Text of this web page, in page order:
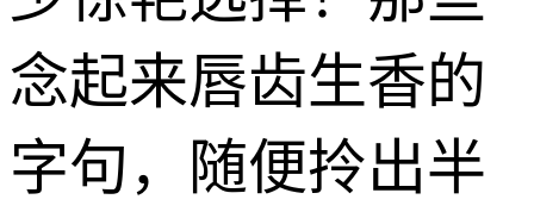
念起来唇齿生香的
字句，随便拎出半